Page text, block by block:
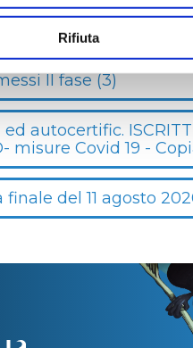
Rifiuta
e curriculum
II fase (3)
autocertific.
misure Covid 19 -
del 11 agosto